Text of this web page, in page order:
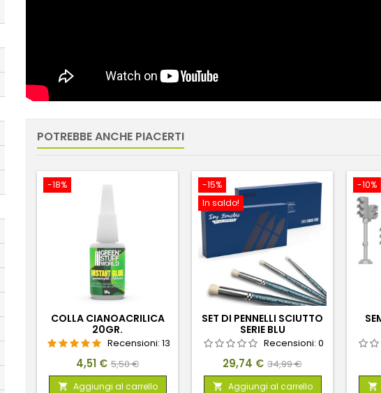
POTREBBE ANCHE PIACERTI
-18%
COLLA CIANOACRILICA
20GR.
Recensioni: 13
Prezzo
4,51 € Prezzo
base
5,50 €
 Aggiungi al carrello
-15%
In saldo!
SET DI PENNELLI SCIUTTO
SERIE BLU
Recensioni: 0
Prezzo
29,74 € Prezzo
base
34,99 €
 Aggiungi al carrello
-10%
